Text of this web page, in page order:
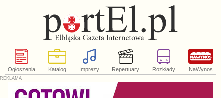
Ogłoszenia Katalog Imprezy Repertuary Rozkłady NaWynos